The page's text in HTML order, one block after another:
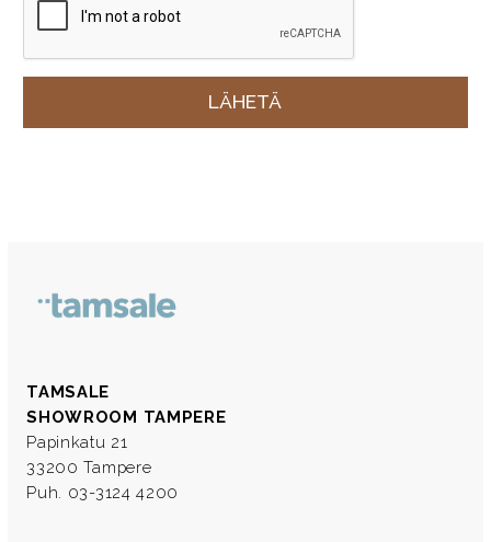
TAMSALE
SHOWROOM TAMPERE
Papinkatu 21
33200 Tampere
Puh. 03-3124 4200